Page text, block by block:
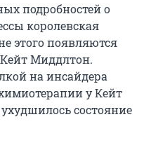
подробностей о
королевская
этого появляются
Кейт Миддлтон.
на инсайдера
у Кейт
состояние